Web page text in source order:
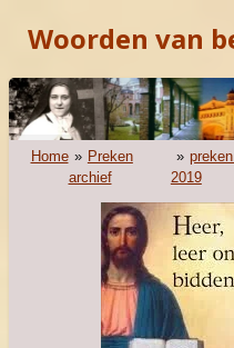
direct
de
hoofdinhoud
Woorden van
Home » Preken
archief
»
2019